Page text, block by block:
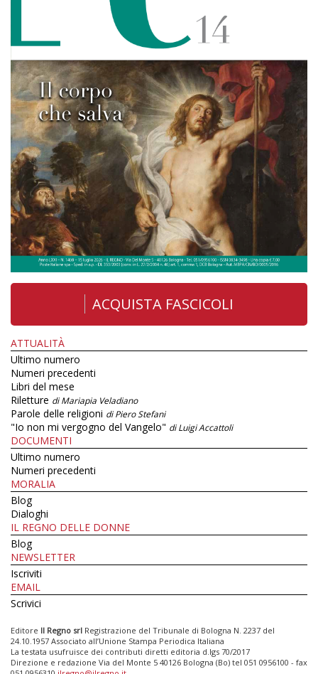
ACQUISTA FASCICOLI
ATTUALITÀ
Ultimo numero
Numeri precedenti
Libri del mese
Riletture di Mariapia Veladiano
Parole delle religioni di Piero Stefani
"Io non mi vergogno del Vangelo" di Luigi Accattoli
DOCUMENTI
Ultimo numero
Numeri precedenti
MORALIA
Blog
Dialoghi
IL REGNO DELLE DONNE
Blog
NEWSLETTER
Iscriviti
EMAIL
Scrivici
Editore Il Regno srl Registrazione del Tribunale di Bologna N. 2237 del
24.10.1957 Associato all’Unione Stampa Periodica Italiana
La testata usufruisce dei contributi diretti editoria d.lgs 70/2017
Direzione e redazione Via del Monte 5 40126 Bologna (Bo) tel 051 0956100 - fax